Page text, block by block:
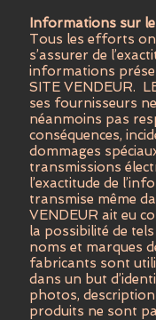
Informations sur
Tous les efforts
s’assurer de
informations
SITE VENDEUR.
ses fournisseurs
néanmoins pas
conséquences,
dommages
transmissions
l’exactitude de
transmise même
VENDEUR ait eu
la possibilité de
noms et marques
fabricants sont
dans un but
photos,
produits ne sont